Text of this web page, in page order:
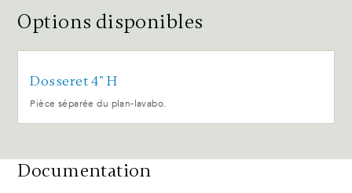
Options disponibles
Dosseret 4" H
Pièce séparée du plan-lavabo.
Documentation